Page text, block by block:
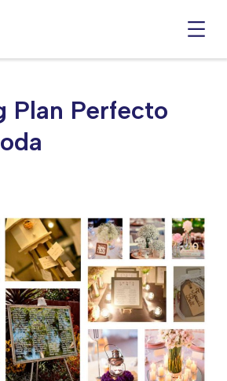
Plan Perfecto